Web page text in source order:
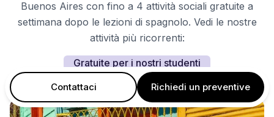
Buenos Aires con fino a 4 attività sociali gratuite a
settimana dopo le lezioni di spagnolo. Vedi le nostre
attività più ricorrenti:
Gratuite per i nostri studenti
Contattaci Richiedi un preventive